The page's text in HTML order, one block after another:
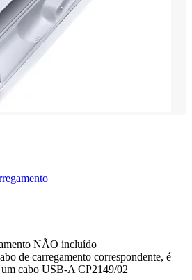
NÃO incluído
de carregamento correspondente, é
cabo USB-A CP2149/02